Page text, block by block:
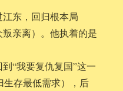
江东，回归根本局
亲离）。他执着的是
到“我要复仇复国”这一
生存最低需求），后